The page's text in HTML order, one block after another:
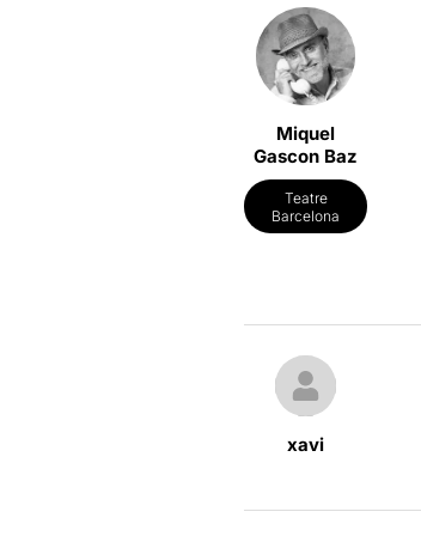
Miquel
Gascon Baz
Teatre
Barcelona
xavi